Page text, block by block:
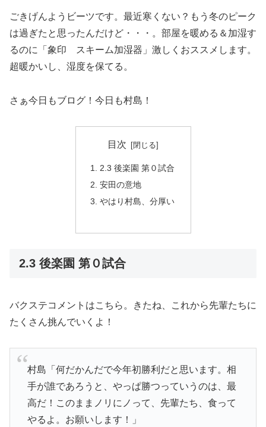
ごきげんようビーツです。最近寒くない？もう冬のピーク
は過ぎたと思ったんだけど・・・。部屋を暖める＆加湿す
るのに「象印 スキーム加湿器」激しくおススメします。
超暖かいし、湿度を保てる。
さぁ今日もブログ！今日も村島！
目次
2.3 後楽園 第０試合
安田の意地
やはり村島、分厚い
2.3 後楽園 第０試合
バクステコメントはこちら。きたね、これから先輩たちに
たくさん挑んでいくよ！
村島「何だかんだで今年初勝利だと思います。相
手が誰であろうと、やっぱ勝つっていうのは、最
高だ！このままノリにノって、先輩たち、食って
やるよ。お願いします！」